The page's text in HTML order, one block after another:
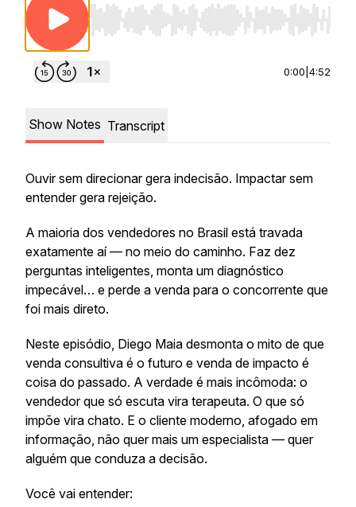
Use Left/Right to seek, Home/End to jump
0:00 4:52
Show Notes Transcript
Ouvir sem direcionar gera indecisão. Impactar sem
entender gera rejeição.
A maioria dos vendedores no Brasil está travada
exatamente aí — no meio do caminho. Faz dez
perguntas inteligentes, monta um diagnóstico
impecável… e perde a venda para o concorrente que
foi mais direto.
Neste episódio, Diego Maia desmonta o mito de que
venda consultiva é o futuro e venda de impacto é
coisa do passado. A verdade é mais incômoda: o
vendedor que só escuta vira terapeuta. O que só
impõe vira chato. E o cliente moderno, afogado em
informação, não quer mais um especialista — quer
alguém que conduza a decisão.
Você vai entender: